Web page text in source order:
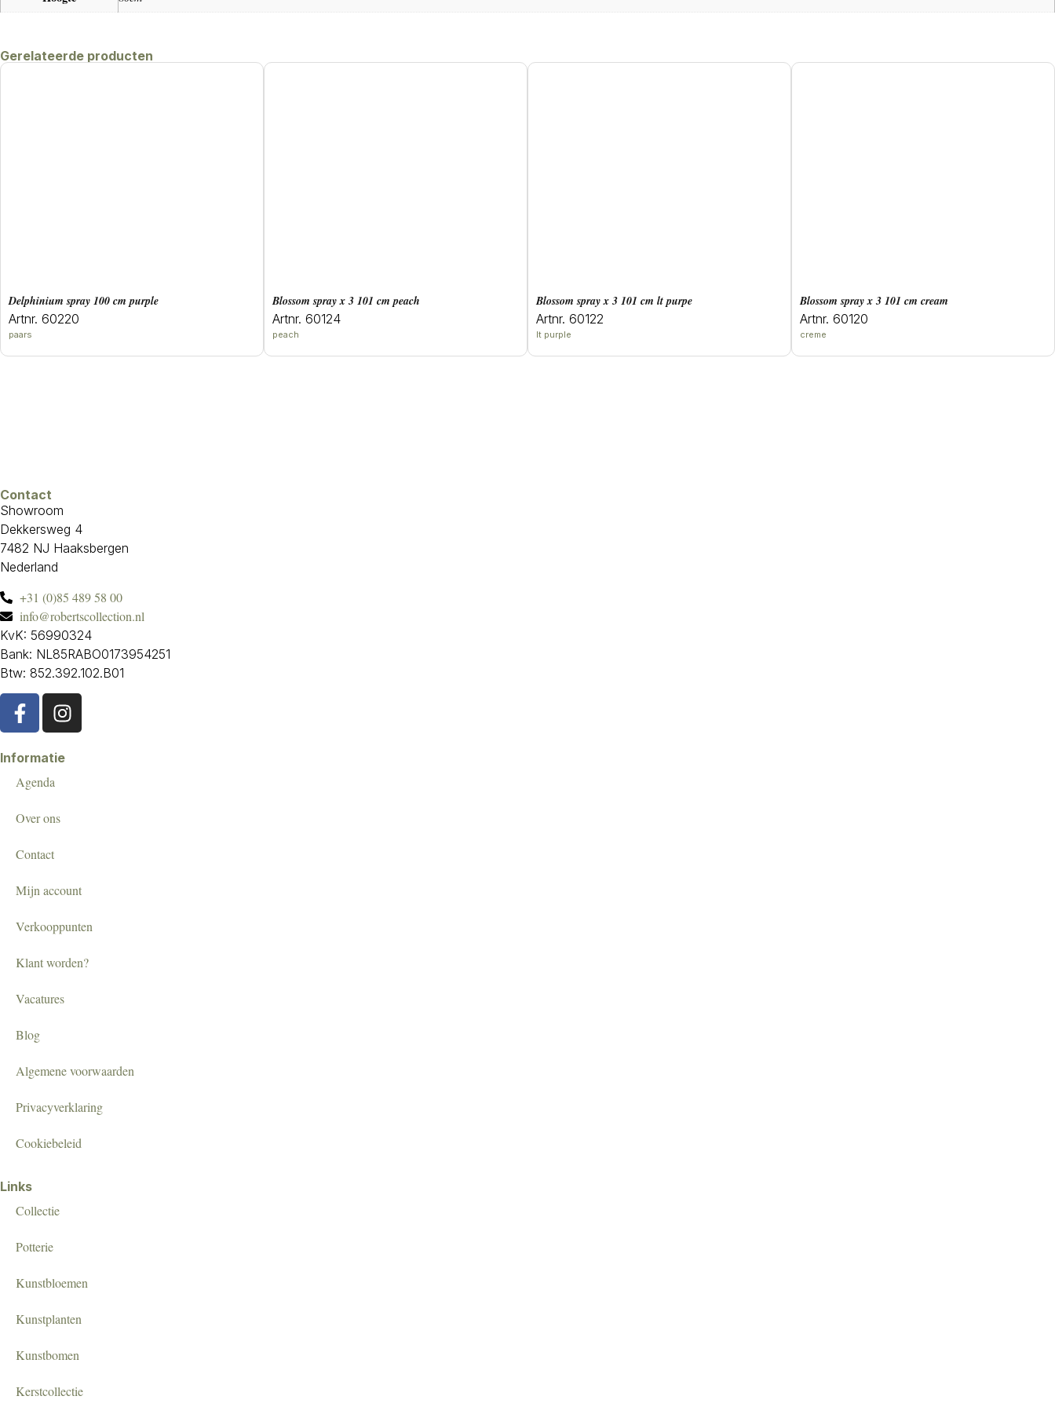
Gerelateerde producten
delphinium spray 100 cm purple
Artnr. 60220
paars
blossom spray x 3 101 cm peach
Artnr. 60124
peach
blossom spray x 3 101 cm lt purpe
Artnr. 60122
lt purple
blossom spray x 3 101 cm cream
Artnr. 60120
creme
Contact
Showroom
Dekkersweg 4
7482 NJ Haaksbergen
Nederland
+31 (0)85 489 58 00
info@robertscollection.nl
KvK: 56990324
Bank: NL85RABO0173954251
Btw: 852.392.102.B01
Informatie
Agenda
Over ons
Contact
Mijn account
Verkooppunten
Klant worden?
Vacatures
Blog
Algemene voorwaarden
Privacyverklaring
Cookiebeleid
Links
Collectie
Potterie
Kunstbloemen
Kunstplanten
Kunstbomen
Kerstcollectie